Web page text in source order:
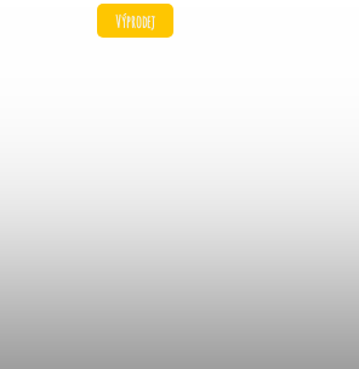
Výprodej